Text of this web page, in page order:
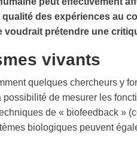
des expériences au
voudrait prétendre une
vivants
quelques chercheurs y
de mesurer les
de « biofeedback »
biologiques peuvent